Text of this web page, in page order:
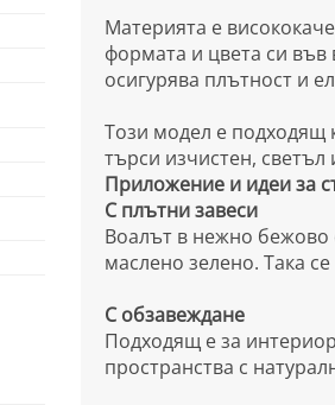
Материята е
формата и цвета си
осигурява плътност и
Този модел е подходящ
търси изчистен, светъл
Приложение и идеи за
С плътни завеси
Воалът в нежно бежово
маслено зелено. Така
С обзавеждане
Подходящ е за
пространства с